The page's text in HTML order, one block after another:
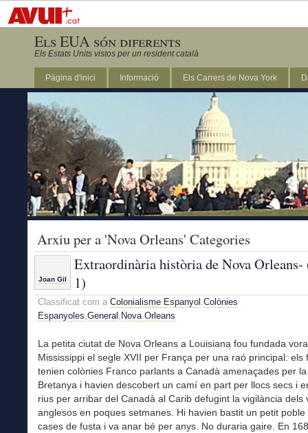
Els EUA són diferents
Els Estats Units vistos per un resident català
Pàgina d'inici Informació Els Carrers de Nova York
Arxiu per a 'Nova Orleans' Categories
Joan Gil
Extraordinària història de Nova
1)
Classificat com a Colonialisme Espanyol ,Colònies
Espanyoles,General , Nova Orleans
La petita ciutat de Nova Orleans a Louisiana fou fundada
Mississippi el segle XVII per França per una raó principal: els
tenien colònies Franco parlants a Canadà amenaçades per
Bretanya i havien descobert un camí en part per llocs secs i
rius per arribar del Canadà al Carib defugint la vigilància dels
anglesos en poques setmanes. Hi havien bastit un petit poble
cases de fusta i va anar bé per anys. No duraria gaire. En